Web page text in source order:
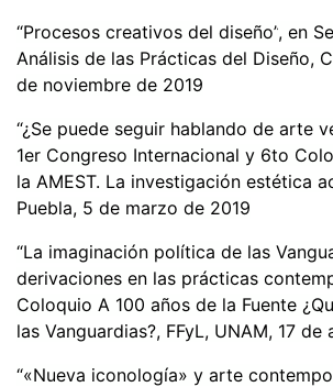
“Procesos creativos del diseño”, en
Análisis de las Prácticas del Diseño,
de noviembre de 2019
“¿Se puede seguir hablando de arte
1er Congreso Internacional y 6to
la AMEST. La investigación estética
Puebla, 5 de marzo de 2019
“La imaginación política de las
derivaciones en las prácticas
Coloquio A 100 años de la Fuente
las Vanguardias?, FFyL, UNAM, 17 de
“«Nueva iconología» y arte